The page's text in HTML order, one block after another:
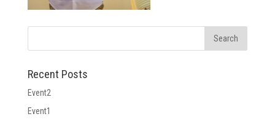
Recent Posts
Event2
Event1